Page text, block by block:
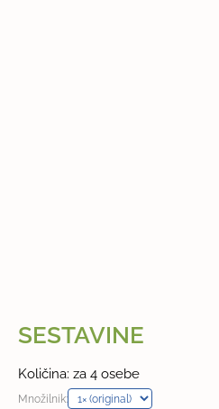
SESTAVINE
Količina: za 4 osebe
Množilnik: